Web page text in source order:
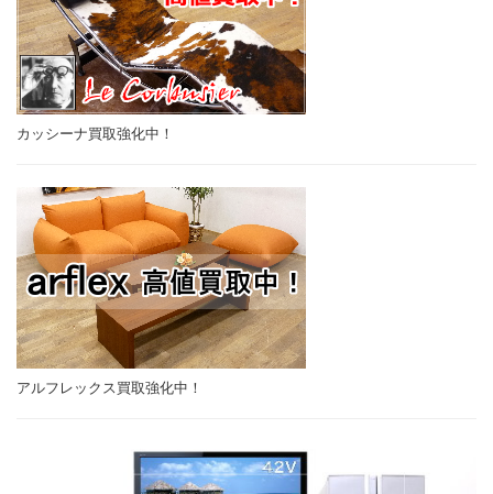
カッシーナ買取強化中！
アルフレックス買取強化中！